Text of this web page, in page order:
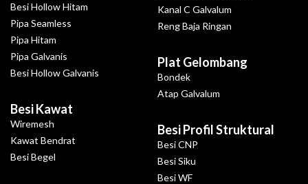
Besi Hollow Hitam
Pipa Seamless
Pipa Hitam
Pipa Galvanis
Besi Hollow Galvanis
Besi Kawat
Wiremesh
Kawat Bendrat
Besi Begel
Kanal C Galvalum
Reng Baja Ringan
Plat Gelombang
Bondek
Atap Galvalum
Besi Profil Struktural
Besi CNP
Besi Siku
Besi WF